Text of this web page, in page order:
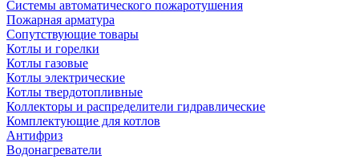
Системы автоматического пожаротушения
Пожарная арматура
Сопутствующие товары
Котлы и горелки
Котлы газовые
Котлы электрические
Котлы твердотопливные
Коллекторы и распределители гидравлические
Комплектующие для котлов
Антифриз
Водонагреватели